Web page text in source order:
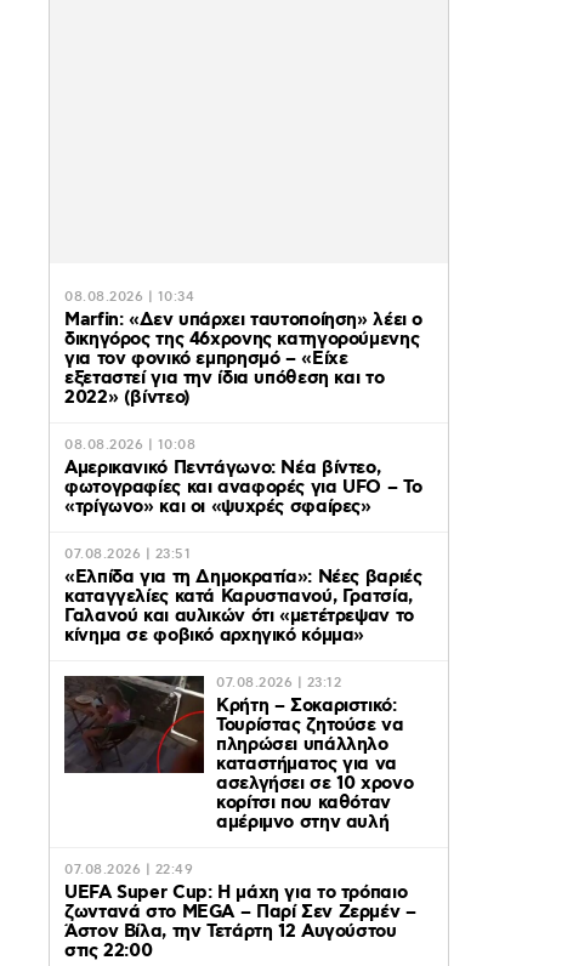
08.08.2026 | 10:34
Marfin: «Δεν υπάρχει ταυτοποίηση» λέει ο
δικηγόρος της 46χρονης κατηγορούμενης
για τον φονικό εμπρησμό – «Είχε
εξεταστεί για την ίδια υπόθεση και το
2022» (βίντεο)
08.08.2026 | 10:08
Αμερικανικό Πεντάγωνο: Νέα βίντεο,
φωτογραφίες και αναφορές για UFO – Το
«τρίγωνο» και οι «ψυχρές σφαίρες»
07.08.2026 | 23:51
«Ελπίδα για τη Δημοκρατία»: Νέες βαριές
καταγγελίες κατά Καρυστιανού, Γρατσία,
Γαλανού και αυλικών ότι «μετέτρεψαν το
κίνημα σε φοβικό αρχηγικό κόμμα»
07.08.2026 | 23:12
Κρήτη – Σοκαριστικό:
Τουρίστας ζητούσε να
πληρώσει υπάλληλο
καταστήματος για να
ασελγήσει σε 10 χρονο
κορίτσι που καθόταν
αμέριμνο στην αυλή
07.08.2026 | 22:49
UEFA Super Cup: Η μάχη για το τρόπαιο
ζωντανά στο MEGA – Παρί Σεν Ζερμέν –
Άστον Βίλα, την Τετάρτη 12 Αυγούστου
στις 22:00